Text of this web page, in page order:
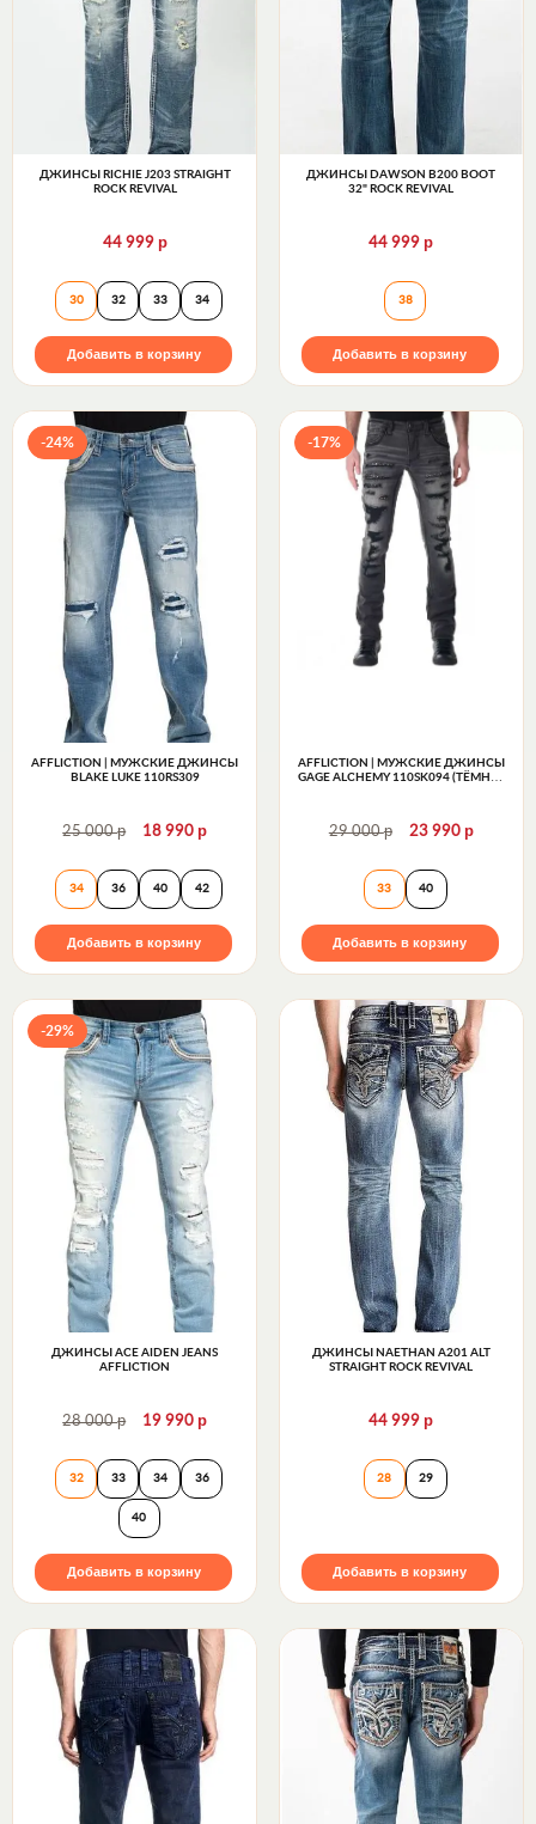
ДЖИНСЫ RICHIE J203 STRAIGHT
ROCK REVIVAL
44 999 р
Джинсы RICHIE J203 STRAIGHT Rock Revival
30 32 33 34
Добавить в корзину
ДЖИНСЫ DAWSON B200 BOOT
32" ROCK REVIVAL
44 999р
Джинсы
38
Добавить в корзину
-24%
AFFLICTION | МУЖСКИЕ ДЖИНСЫ
BLAKE LUKE 110RS309
25 000р 18 990р
Affliction | Мужские джинсы Blake Luke 110RS309
34 36 40 42
Добавить в корзину
-17%
AFFLICTION | МУЖСКИЕ ДЖИНСЫ
GAGE ALCHEMY 110SK094 (ТЁМНО-
29 000р 23 990 р
Affliction |
33 40
Добавить в корзину
-29%
ДЖИНСЫ ACE AIDEN JEANS
AFFLICTION
28 000р 19 990р
Джинсы Ace Aiden Jeans Affliction
32 33 34 36
40
Добавить в корзину
ДЖИНСЫ NAETHAN A201 ALT
STRAIGHT ROCK REVIVAL
44 999р
Джинсы
28 29
Добавить в корзину